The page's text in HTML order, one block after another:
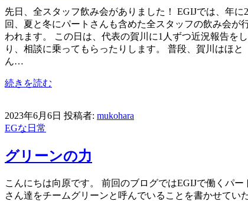
先日、全スタッフ飲み会がありました！ EGIJでは、年に2
回、夏と冬にパートさんも含めた全スタッフの飲み会が
われます。 この日は、代表の賀川に1人ずつ近況報告を
り、相談に乗ってもらったりします。 普段、賀川はほと
ん…
続きを読む
2023年6月6日 投稿者: mukohara
EGな日常
グリーンの力
こんにちは向原です。 前回のブログではEGIJで働くパー
さん達をチームグリーンと呼んでいることを書かせてい